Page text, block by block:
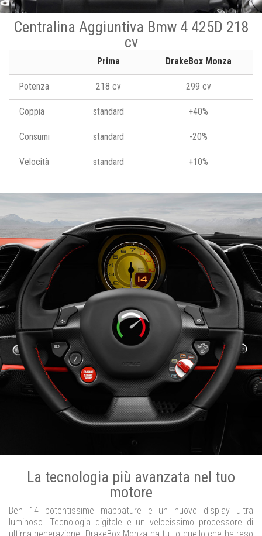
Centralina Aggiuntiva Bmw 4 425D 218
cv
Prima DrakeBox Monza
Potenza 218 cv 299 cv
Coppia standard +40%
Consumi standard -20%
Velocità standard +10%
La tecnologia più avanzata nel tuo
motore
Ben 14 potentissime mappature e un nuovo display ultra
luminoso. Tecnologia digitale e un velocissimo processore di
ultima generazione. DrakeBox Monza ha tutto quello che ha reso